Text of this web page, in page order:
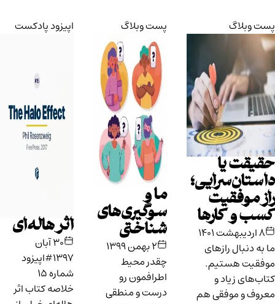
پست وبلاگ
حقیقت یا
داستان‌سرایی؛
راز موفقیت
کسب و کارها
۸ اردیبهشت ۱۴۰۱
ما به دنبال رازهای
موفقیت هستیم.
کتاب‌های زیاد و
معروف و موفقی هم
پست وبلاگ
ما و
سوگیری‌های
شناختی
۲ بهمن ۱۳۹۹
چقدر محیط
اطرافمون رو
درست و منطقی
اپیزود پادکست
اثر هاله‌ای
۳۰ آبان
۱۳۹۷#اپیزود
شماره ۱۵
خلاصه کتاب اثر